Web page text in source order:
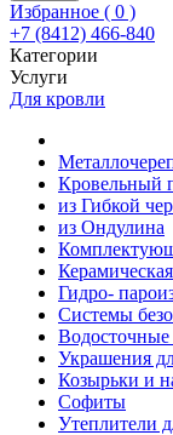
Избранное ( 0 )
+7 (8412) 466-840
Категории
Услуги
Для кровли
Кровельный
из Гибкой
из Ондулина
Гидро-
Системы
Украшения
Козырьки и
Софиты
Утеплители